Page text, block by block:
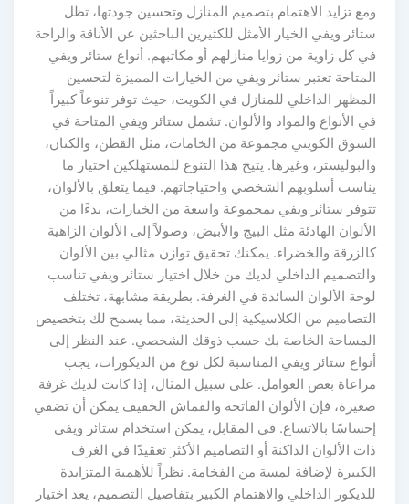
ومع تزايد الاهتمام بتصميم المنازل وتحسين جودتها، تظل
ستائر ويفي الخيار الأمثل للكثيرين الباحثين عن الأناقة والراحة
في كل زاوية من زوايا منازلهم أو مكاتبهم. أنواع ستائر ويفي
المتاحة تعتبر ستائر ويفي من الخيارات المميزة لتحسين
المظهر الداخلي للمنازل في الكويت، حيث توفر تنوعاً كبيراً
في الأنواع والمواد والألوان. تشمل ستائر ويفي المتاحة في
السوق الكويتي مجموعة من الخامات، مثل القطن، والكتان،
والبوليستر، وغيرها. يتيح هذا التنوع للمستهلكين اختيار ما
يناسب أسلوبهم الشخصي واحتياجاتهم. فيما يتعلق بالألوان،
تتوفر ستائر ويفي بمجموعة واسعة من الخيارات، بدءًا من
الألوان الهادئة مثل البيج والأبيض، وصولاً إلى الألوان الزاهية
كالزرقة والخضراء. يمكنك تحقيق توازن مثالي بين الألوان
والتصميم الداخلي لديك من خلال اختيار ستائر ويفي تناسب
لوحة الألوان السائدة في الغرفة. بطريقة مشابهة، تختلف
التصاميم من الكلاسيكية إلى الحديثة، مما يسمح لك بتخصيص
المساحة الخاصة بك حسب ذوقك الشخصي. عند النظر إلى
أنواع ستائر ويفي المناسبة لكل نوع من الديكورات، يجب
مراعاة بعض العوامل. على سبيل المثال، إذا كانت لديك غرفة
صغيرة، فإن الألوان الفاتحة والقماش الخفيف يمكن أن تضفي
إحساسًا بالاتساع. في المقابل، يمكن استخدام ستائر ويفي
ذات الألوان الداكنة أو التصاميم الأكثر تعقيدًا في الغرف
الكبيرة لإضافة لمسة من الفخامة. نظراً للأهمية المتزايدة
للديكور الداخلي والاهتمام الكبير بتفاصيل التصميم، يعد اختيار